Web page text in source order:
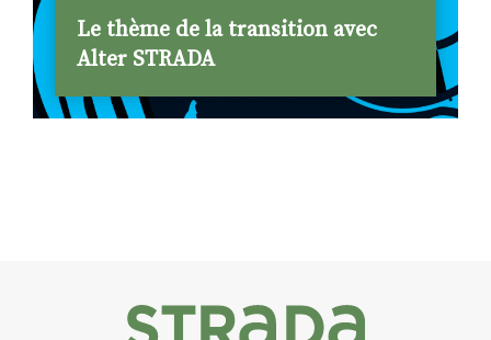
Le thème de la transition avec
Alter STRADA